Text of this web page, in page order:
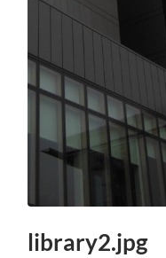
library2.jpg